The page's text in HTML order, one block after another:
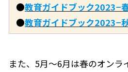
●教育ガイドブック2023−
●教育ガイドブック2023−
また、5月～6月は春のオンラ